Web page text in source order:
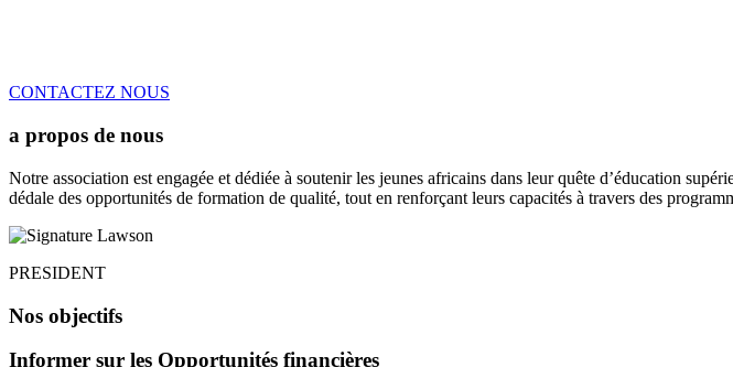
CONTACTEZ NOUS
a propos de nous
Notre association est engagée et dédiée à soutenir les jeunes africains dans leur quête d’éducation
dédale des opportunités de formation de qualité, tout en renforçant leurs capacités à travers des
PRESIDENT
Nos objectifs
Informer sur les Opportunités financières